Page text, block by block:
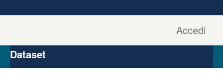
Accedi
Organizzazioni
Gruppi
Dataset